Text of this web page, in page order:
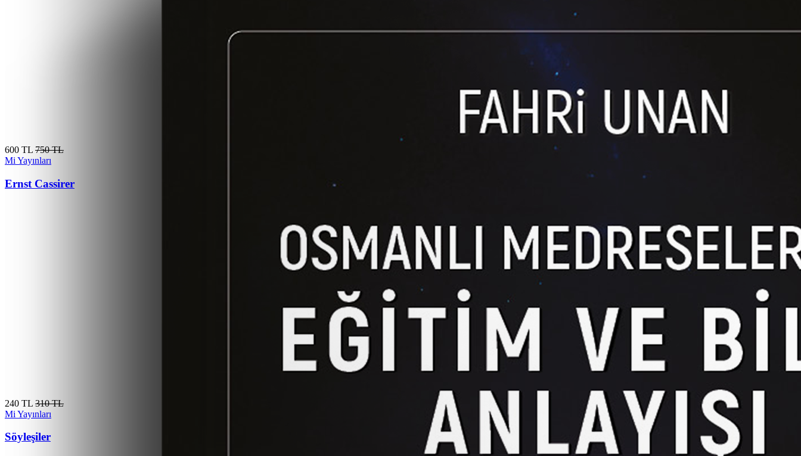
600 TL 750 TL
Mi Yayınları
Ernst Cassirer
240 TL 310 TL
Mi Yayınları
Söyleşiler